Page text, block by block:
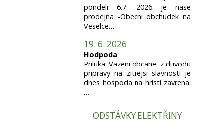
pondeli 6.7. 2026 je nase
prodejna -Obecni obchudek na
Veselce…
19. 6. 2026
Hodpoda
Priluka: Vazeni obcane, z duvodu
pripravy na zitrejsi slavnosti je
dnes hospoda na hristi zavrena.
…
ODSTÁVKY ELEKTŘINY